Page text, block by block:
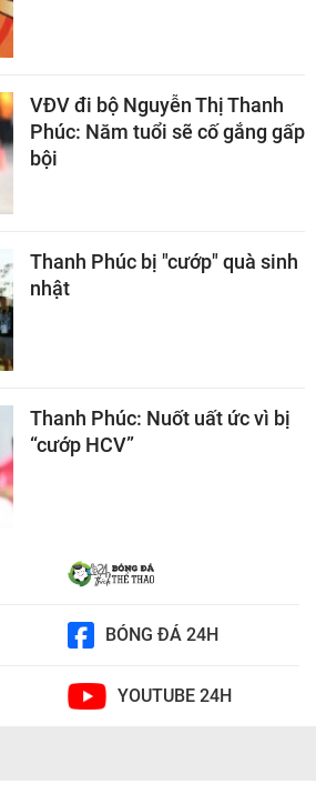
VĐV đi bộ Nguyễn Thị Thanh
Phúc: Năm tuổi sẽ cố gắng gấp
bội
Thanh Phúc bị "cướp" quà sinh
nhật
Thanh Phúc: Nuốt uất ức vì bị
“cướp HCV”
BÓNG ĐÁ 24H
YOUTUBE 24H